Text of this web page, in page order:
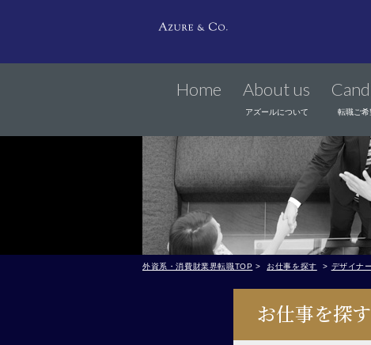
Home About us
アズールについて 転職ご希
外資系・消費財業界転職TOP > お仕事を探す > デザイナ
お仕事を探す